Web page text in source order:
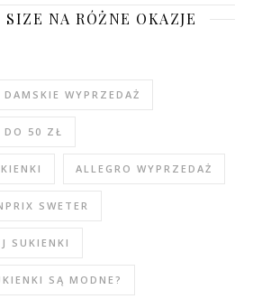
SIZE NA RÓŻNE OKAZJE
WYPRZEDAŻ
DO 50 ZŁ
ALLEGRO WYPRZEDAŻ
SWETER
SUKIENKI
SĄ MODNE?